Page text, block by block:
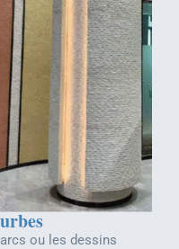
ou les dessins